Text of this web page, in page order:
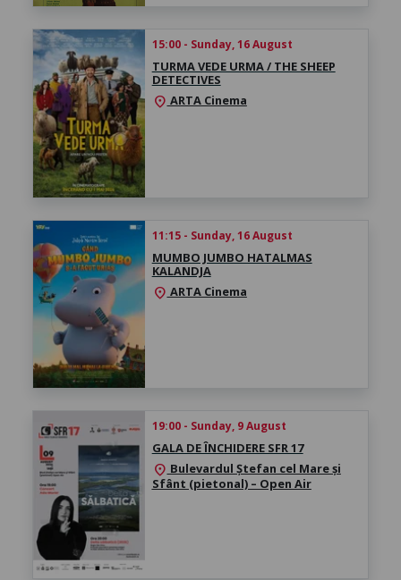
15:00 - Sunday, 16 August
TURMA VEDE URMA / THE SHEEP
DETECTIVES
location_onARTA Cinema
11:15 - Sunday, 16 August
MUMBO JUMBO HATALMAS
KALANDJA
location_onARTA Cinema
19:00 - Sunday, 9 August
GALA DE ÎNCHIDERE SFR 17
location_on Bulevardul Ștefan cel Mare și
Sfânt (pietonal) – Open Air